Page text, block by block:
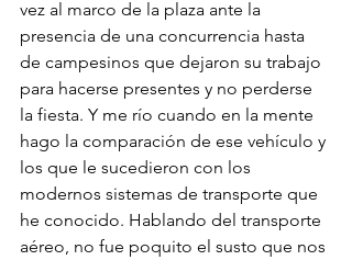
vez al marco de la plaza ante la
presencia de una concurrencia hasta
de campesinos que dejaron su trabajo
para hacerse presentes y no perderse
la fiesta. Y me río cuando en la mente
hago la comparación de ese vehículo y
los que le sucedieron con los
modernos sistemas de transporte que
he conocido. Hablando del transporte
aéreo, no fue poquito el susto que nos